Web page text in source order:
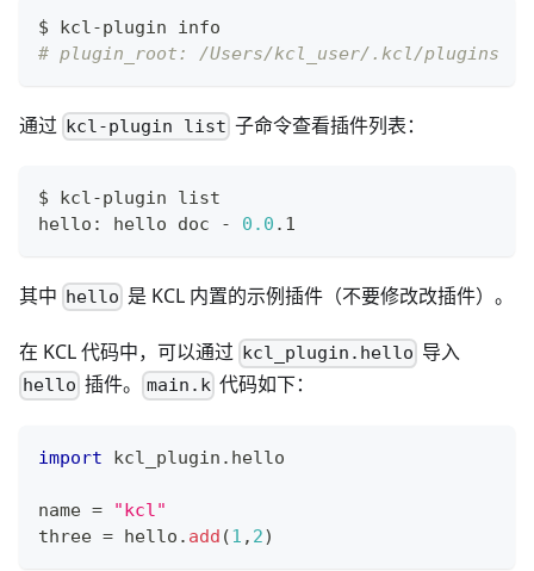
$ kcl-plugin info
# plugin_root: /Users/kcl_user/.kcl/plugins
通过 kcl-plugin list 子命令查看插件列表：
$ kcl-plugin list
hello: hello doc - 0.0 .1
其中 hello 是 KCL 内置的示例插件（不要修改改插件）。
在 KCL 代码中，可以通过 kcl_plugin.hello 导入
hello 插件。 main.k代码如下：
import kcl_plugin . hello
name =
"kcl"
three = hello . add (1 , 2)